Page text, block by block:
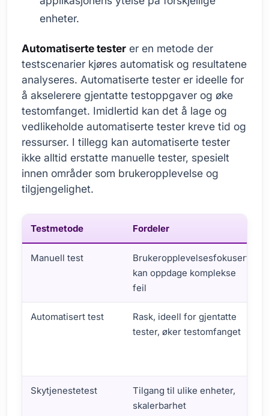
enheter.
Automatiserte tester er en metode der
testscenarier kjøres automatisk og resultatene
analyseres. Automatiserte tester er ideelle for
å akselerere gjentatte testoppgaver og øke
testomfanget. Imidlertid kan det å lage og
vedlikeholde automatiserte tester kreve tid og
ressurser. I tillegg kan automatiserte tester
ikke alltid erstatte manuelle tester, spesielt
innen områder som brukeropplevelse og
tilgjengelighet.
Testmetode Fordeler
Manuell test
Brukeropplevelsesfokusert,
kan oppdage komplekse
feil
Automatisert test
Rask, ideell for gjentatte
tester, øker testomfanget
Skytjenestetest
Tilgang til ulike enheter,
skalerbarhet